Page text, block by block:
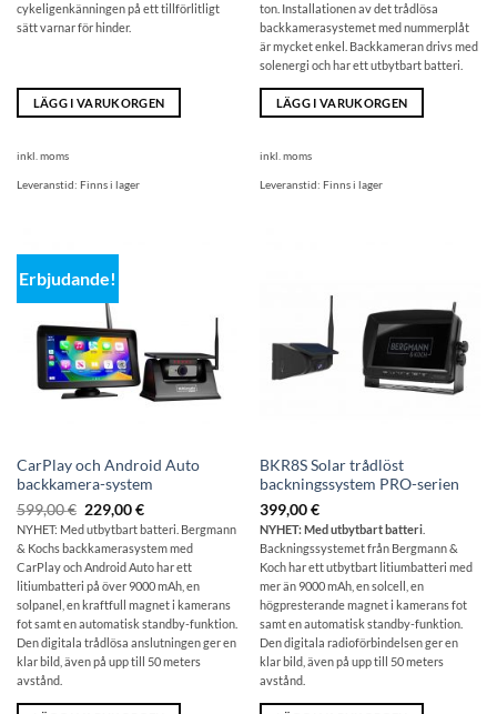
cykeligenkänningen på ett tillförlitligt
sätt varnar för hinder.
LÄGG I VARUKORGEN
inkl. moms
Leveranstid: Finns i lager
ton. Installationen av det trådlösa
backkamerasystemet med nummerplåt
är mycket enkel. Backkameran drivs med
solenergi och har ett utbytbart batteri.
LÄGG I VARUKORGEN
inkl. moms
Leveranstid: Finns i lager
Erbjudande!
CarPlay och Android Auto
backkamera-system
599,00€ Ursprungligt
pris:
599,00
€
229,00€Aktuellt
pris
är:
229,00
€.
NYHET: Med utbytbart batteri. Bergmann
& Kochs backkamerasystem med
CarPlay och Android Auto har ett
litiumbatteri på över 9000 mAh, en
solpanel, en kraftfull magnet i kamerans
fot samt en automatisk standby-funktion.
Den digitala trådlösa anslutningen ger en
klar bild, även på upp till 50 meters
avstånd.
BKR8S Solar trådlöst
backningssystem PRO-serien
399,00€
NYHET: Med utbytbart batteri.
Backningssystemet från Bergmann &
Koch har ett utbytbart litiumbatteri med
mer än 9000 mAh, en solcell, en
högpresterande magnet i kamerans fot
samt en automatisk standby-funktion.
Den digitala radioförbindelsen ger en
klar bild, även på upp till 50 meters
avstånd.